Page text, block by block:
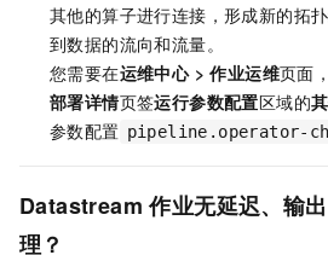
其他的算子进行连接，形成新的拓
到数据的流向和流量。
您需要在运维中心>作业运维页面
部署详情页签运行参数配置区域的
参数配置 pipeline.operator-
Datastream 作业无延迟、输
理？